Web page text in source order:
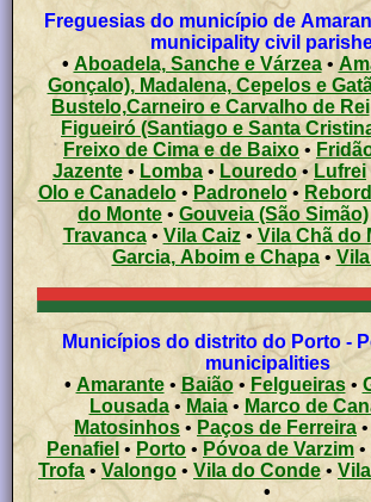
Freguesias do município de
municipality civil
• Aboadela, Sanche e Várzea•
Gonçalo), Madalena, Cepelos e
Bustelo,Carneiro e Carvalho de Rei
Figueiró (Santiago e Santa
Freixo de Cima e de Baixo •
Jazente• Lomba • Louredo• Lufrei
Olo e Canadelo• Padronelo•
do Monte • Gouveia (São Simão)
Travanca• Vila Caiz• Vila Chã do
Garcia, Aboim e Chapa•
Municípios do distrito do Porto - Porto district
municipalities
• Amarante• Baião• Felgueiras•
Lousada• Maia• Marco de
Matosinhos • Paços de Ferreira •
Penafiel • Porto • Póvoa de Varzim •
Trofa • Valongo • Vila do Conde•
•